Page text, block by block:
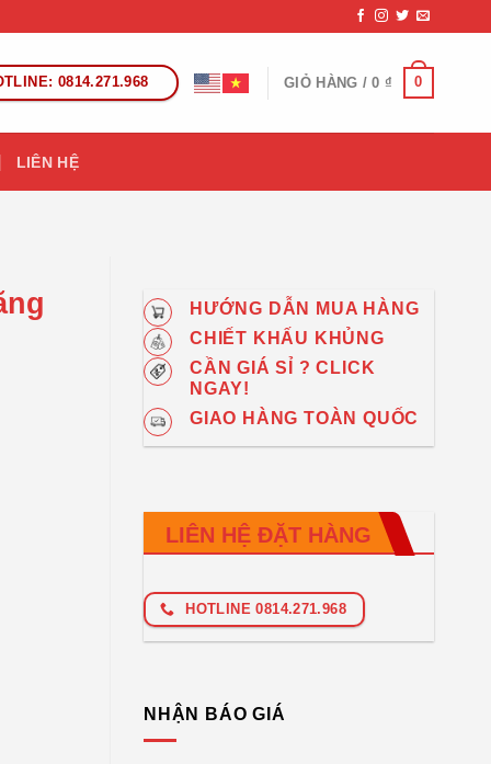
0814.271.968 GIỎ HÀNG /0 ₫ 0
LIÊN HỆ
HƯỚNG DẪN MUA HÀNG
CHIẾT KHẤU KHỦNG
CẦN GIÁ SỈ ? CLICK
NGAY!
GIAO HÀNG TOÀN QUỐC
LIÊN HỆ ĐẶT HÀNG
HOTLINE 0814.271.968
NHẬN BÁO GIÁ